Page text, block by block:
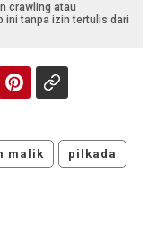
crawling atau
ini tanpa izin tertulis dari
malik pilkada